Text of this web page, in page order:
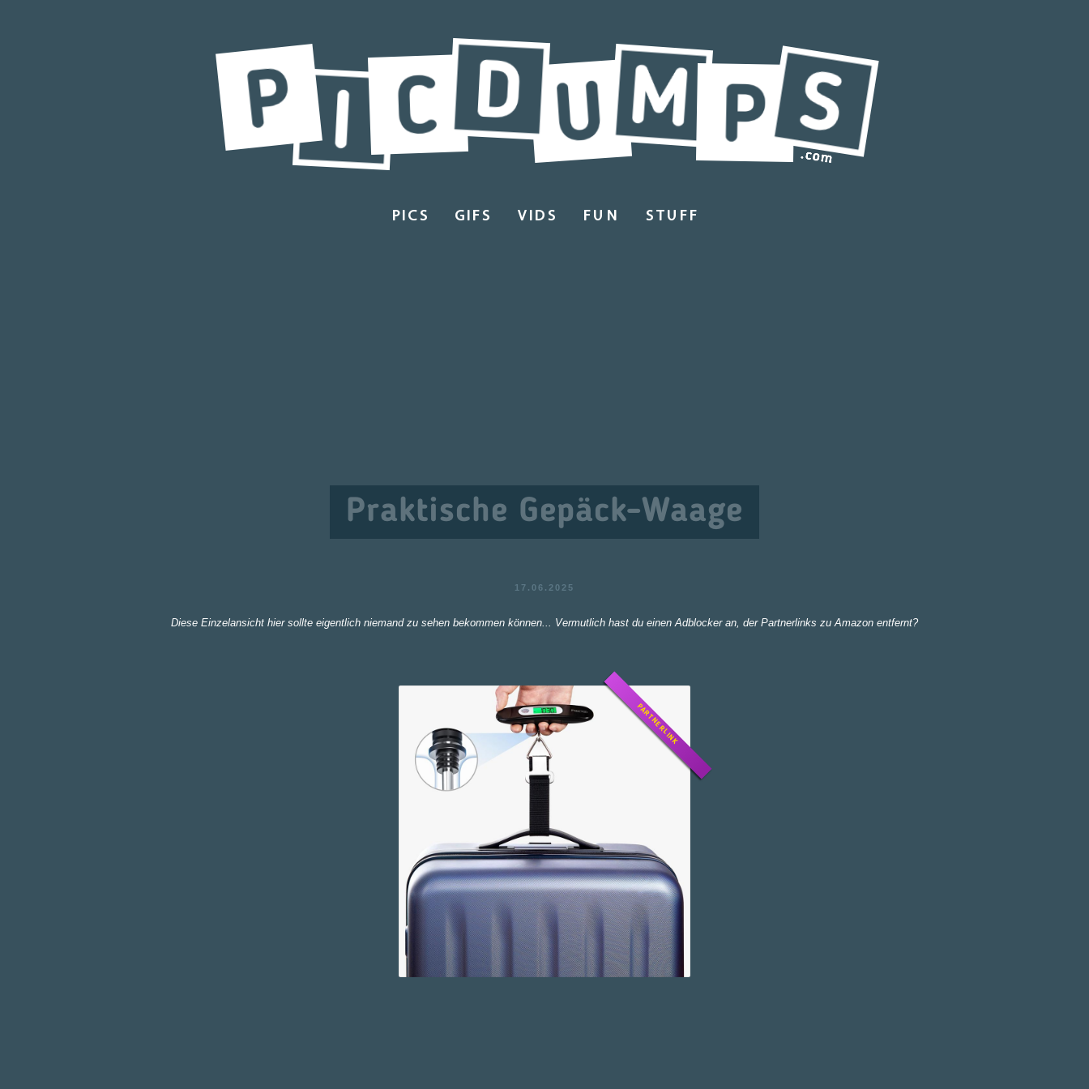
PICS GIFS VIDS FUN STUFF
Praktische Gepäck-Waage
17.06.2025
Diese Einzelansicht hier sollte eigentlich niemand zu sehen bekommen können... Vermutlich hast du einen Adblocker an, der Partnerlinks zu Amazon entfernt?
PARTNERLINK